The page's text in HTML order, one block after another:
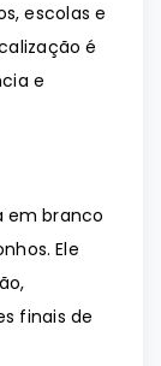
escolas e
é
e
em branco
Ele
finais de